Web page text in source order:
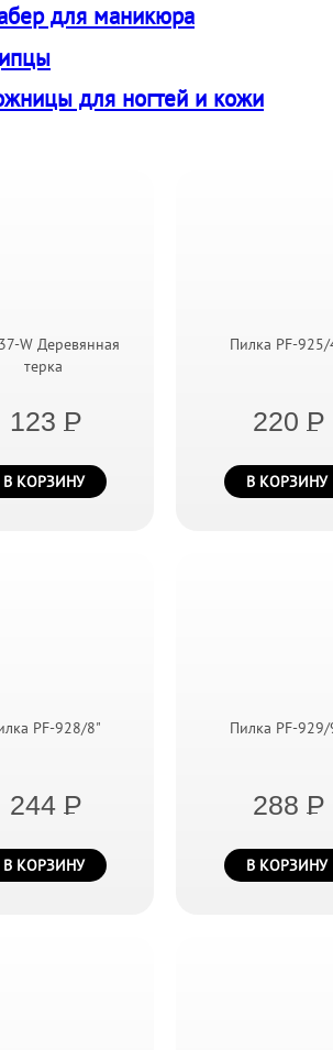
для маникюра
для ногтей и кожи
W Деревянная
терка
123 P
В КОРЗИНУ
Пилка PF-925/
220 P
В КОРЗИНУ
PF-928/8"
244P
В КОРЗИНУ
Пилка PF-929/
288P
В КОРЗИНУ